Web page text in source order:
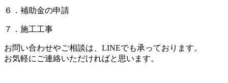
６．補助金の申請
７．施工工事
お問い合わせやご相談は、LINEでも承っております。
お気軽にご連絡いただければと思います。